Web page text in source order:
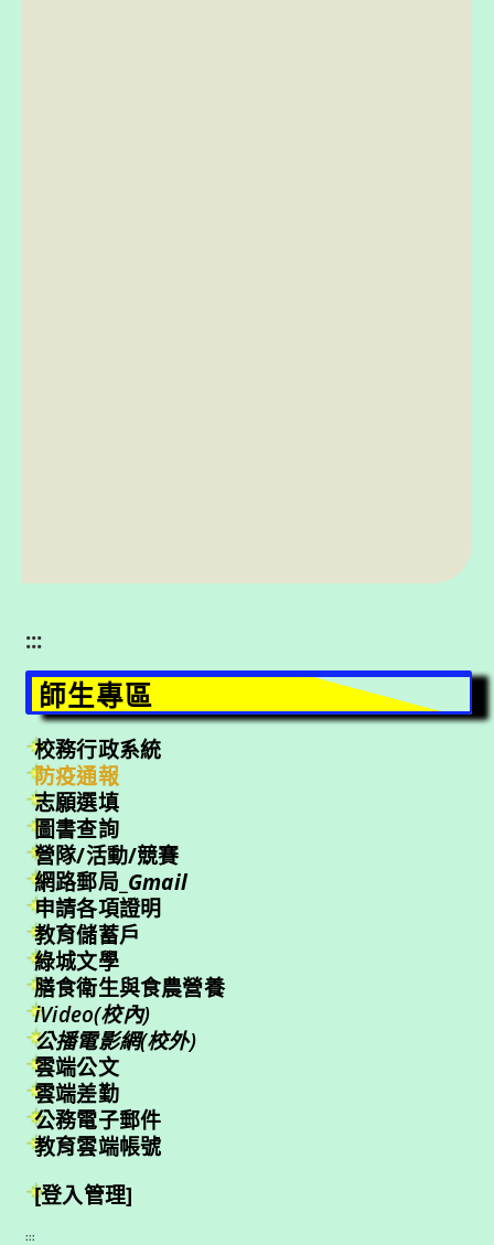
:::
師生專區
校務行政系統
防疫通報
志願選填
圖書查詢
營隊/活動/競賽
網路郵局_ Gmail
申請各項證明
教育儲蓄戶
綠城文學
膳食衛生與食農營養
iVideo(校內)
公播電影網(校外)
雲端公文
雲端差勤
公務電子郵件
教育雲端帳號
[登入管理]
:::